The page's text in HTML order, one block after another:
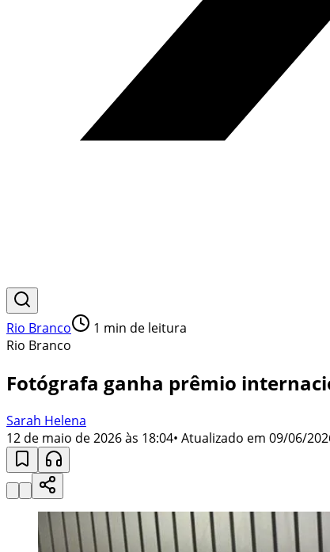
Rio Branco 1 min de leitura
Rio Branco
Fotógrafa ganha prêmio
Sarah Helena
12 de maio de 2026 às 18:04• Atualizado em 09/06/